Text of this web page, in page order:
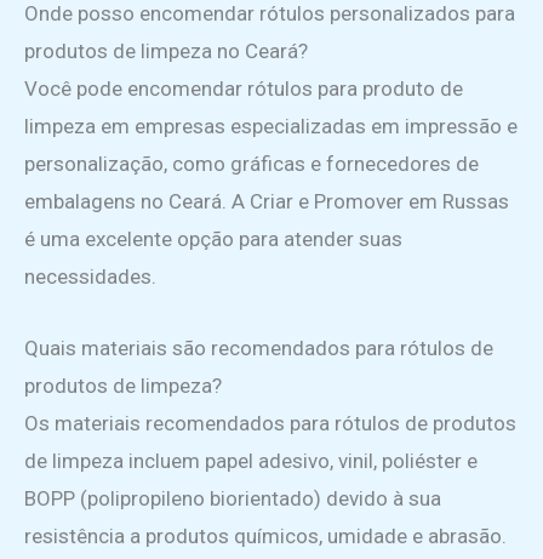
Onde posso encomendar rótulos personalizados para
produtos de limpeza no Ceará?
Você pode encomendar rótulos para produto de
limpeza em empresas especializadas em impressão e
personalização, como gráficas e fornecedores de
embalagens no Ceará. A Criar e Promover em Russas
é uma excelente opção para atender suas
necessidades.
Quais materiais são recomendados para rótulos de
produtos de limpeza?
Os materiais recomendados para rótulos de produtos
de limpeza incluem papel adesivo, vinil, poliéster e
BOPP (polipropileno biorientado) devido à sua
resistência a produtos químicos, umidade e abrasão.